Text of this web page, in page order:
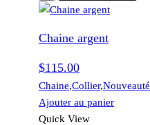
Chaine argent
$115.00
Chaine,Collier,Nouveauté
Ajouter au panier
Quick View